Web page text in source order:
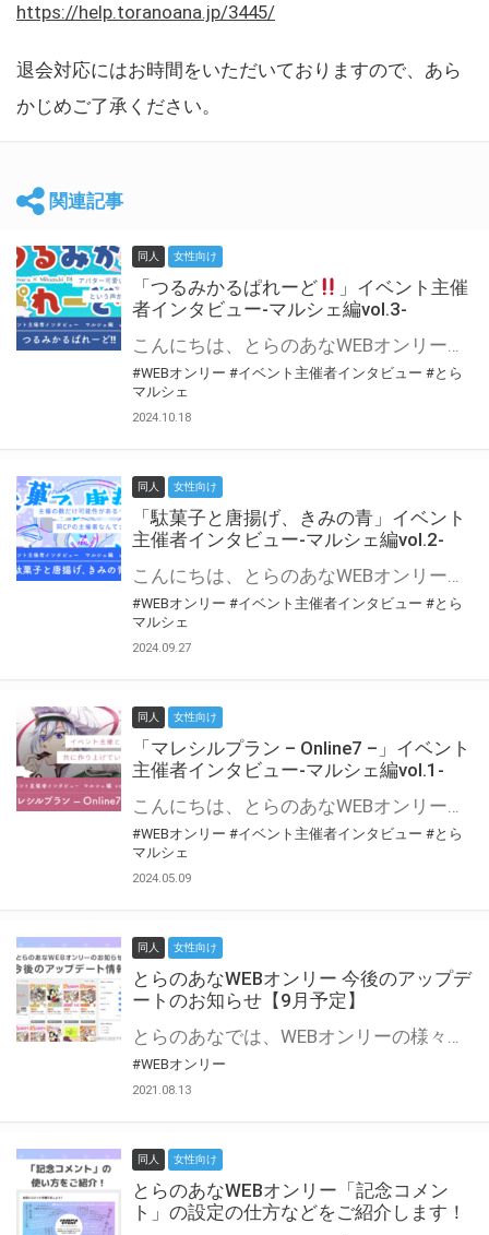
https://help.toranoana.jp/3445/
退会対応にはお時間をいただいておりますので、あら
かじめご了承ください。
関連記事
同人 女性向け
「つるみかるぱれーど
」イベント主催
者インタビュー-マルシェ編vol.3-
こんにちは、とらのあなWEBオンリー運営スタッフです。 新たにお届けする、イベント主催者インタビュー-マルシェ編-は、 とらのあなWEBオンリー「マルシェ」をご利用した主催様に 「マルシェ」を使って開催した感想や心がけをお聞きする企画です。 今回は、WEBオンリー初開催「つるみかるぱれーど
#WEBオンリー #イベント主催者インタビュー #とら
マルシェ
2024.10.18
同人 女性向け
「駄菓子と唐揚げ、きみの青」イベント
主催者インタビュー-マルシェ編vol.2-
こんにちは、とらのあなWEBオンリー運営スタッフです。 新たにお届けする、イベント主催者インタビュー-マルシェ編-は、 とらのあなWEBオンリー「マルシェ」をご利用の主催様に 「マルシェ」を使ってイベントを開催した感想や心がけをお聞きする企画です。 今回は、WEBオンリー初開催「駄菓子と唐揚げ、きみの青」より、 主催のぎこ六屋様にお話を伺いました。 協力：ぎこ六屋様／イベント公式Twitter（@krkgwks） とらのあなWEBオンリー「マルシェ」とは？ WEBオンリーでリアルタイムでコミュニケーションがとれるオンライン会場です。
#WEBオンリー #イベント主催者インタビュー #とら
マルシェ
2024.09.27
同人 女性向け
「マレシルプラン – Online7 –」イベント
主催者インタビュー-マルシェ編vol.1-
こんにちは、とらのあなWEBオンリー運営スタッフです。 新たにお届けする、イベント主催者インタビュー-マルシェ編-は、 とらのあなWEBオンリー「マルシェ」をご利用した主催様に 「マルシェ」を使って開催した感想や心がけをお聞きする企画です。 今回は、WEBオンリー開催7回目迎えた「マレシルプラン – Online7 –」より、 主催の玉川うた様にお話を伺いました。 ▼マレシルプランのインタビュー前回記事 「イベント主催者インタビュー vol.6」はこちら 協力：玉川うた様（マレシルプラン実行委員会 代表）／イベント公式Twitter（@mallesil_plan） とらのあなWEBオンリー「マルシェ」とは？ WEBオンリーでリアルタイムでコミュニケーションがとれるオンライン会場です。
#WEBオンリー #イベント主催者インタビュー #とら
マルシェ
2024.05.09
同人 女性向け
とらのあなWEBオンリー 今後のアップデ
ートのお知らせ【9月予定】
とらのあなでは、WEBオンリーの様々な支援を実施しています。 今回は2021年9月に実装を予定しているアップデート情報についてご紹介いたします。 とらのあなWEBオンリーサイトはこちら
#WEBオンリー
2021.08.13
同人 女性向け
とらのあなWEBオンリー「記念コメン
ト」の設定の仕方などをご紹介します！